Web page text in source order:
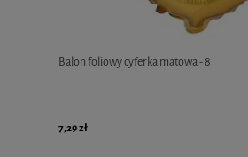
Balon foliowy cyferka matowa - 8
7,29 zł